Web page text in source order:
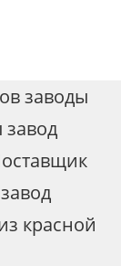
заводы
красной